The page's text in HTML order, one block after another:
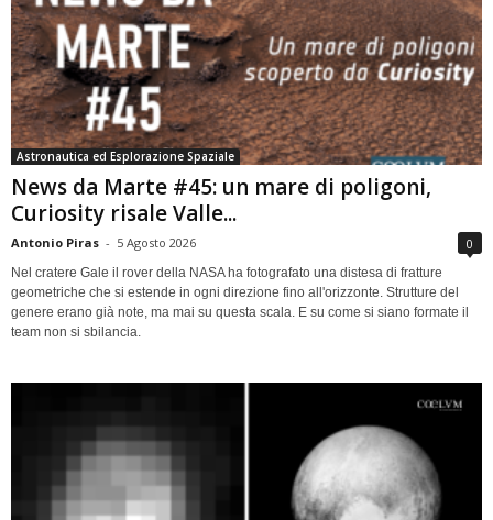
Astronautica ed Esplorazione Spaziale
News da Marte #45: un mare di poligoni,
Curiosity risale Valle...
Antonio Piras - 5 Agosto 2026 0
Nel cratere Gale il rover della NASA ha fotografato una distesa di fratture
geometriche che si estende in ogni direzione fino all'orizzonte. Strutture del
genere erano già note, ma mai su questa scala. E su come si siano formate il
team non si sbilancia.